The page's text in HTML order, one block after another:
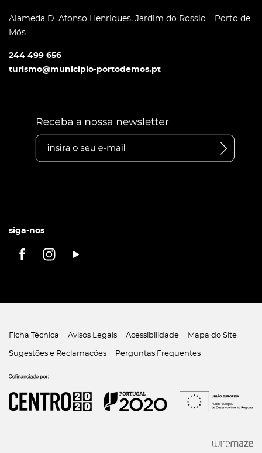
Alameda D. Afonso Henriques, Jardim do Rossio – Porto de
Mós
244 499 656
turismo@municipio-portodemos.pt
siga-nos
Ficha Técnica Avisos Legais Acessibilidade Mapa do Site
Sugestões e Reclamações Perguntas Frequentes